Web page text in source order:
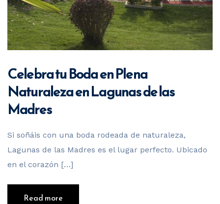
Celebra tu Boda en Plena
Naturaleza en Lagunas de las
Madres
Si soñáis con una boda rodeada de naturaleza,
Lagunas de las Madres es el lugar perfecto. Ubicado
en el corazón […]
Read more